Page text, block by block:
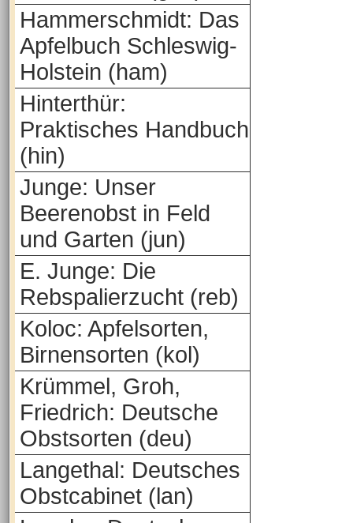
Hammerschmidt: Das
Apfelbuch Schleswig-
Holstein (ham)
Hinterthür:
Praktisches Handbuch
(hin)
Junge: Unser
Beerenobst in Feld
und Garten (jun)
E. Junge: Die
Rebspalierzucht (reb)
Koloc: Apfelsorten,
Birnensorten (kol)
Krümmel, Groh,
Friedrich: Deutsche
Obstsorten (deu)
Langethal: Deutsches
Obstcabinet (lan)